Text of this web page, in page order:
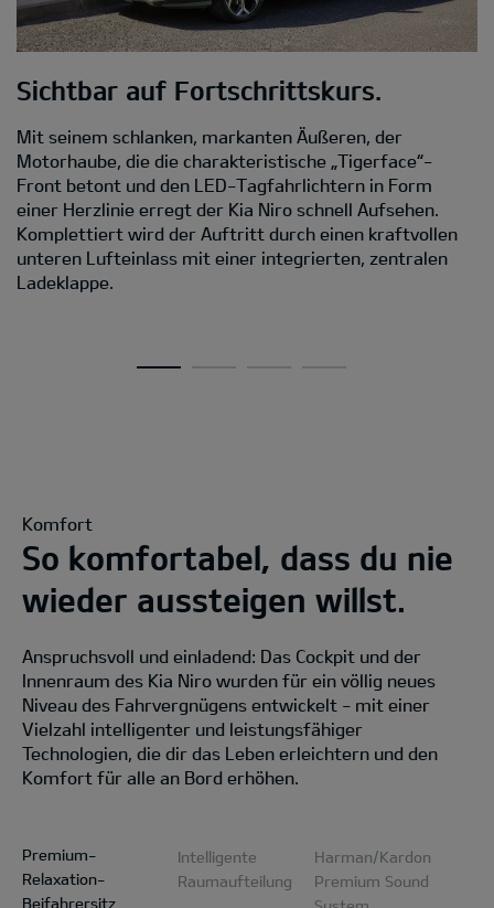
Sichtbar auf Fortschrittskurs.
Mit seinem schlanken, markanten Äußeren, der
Motorhaube, die die charakteristische „Tigerface“-
Front betont und den LED-Tagfahrlichtern in Form
einer Herzlinie erregt der Kia Niro schnell Aufsehen.
Komplettiert wird der Auftritt durch einen kraftvollen
unteren Lufteinlass mit einer integrierten, zentralen
Ladeklappe.
Komfort
So komfortabel, dass du nie
wieder aussteigen willst.
Anspruchsvoll und einladend: Das Cockpit und der
Innenraum des Kia Niro wurden für ein völlig neues
Niveau des Fahrvergnügens entwickelt - mit einer
Vielzahl intelligenter und leistungsfähiger
Technologien, die dir das Leben erleichtern und den
Komfort für alle an Bord erhöhen.
Premium-
Relaxation-
Beifahrersitz
Intelligente
Raumaufteilung
Harman/Kardon
Premium Sound